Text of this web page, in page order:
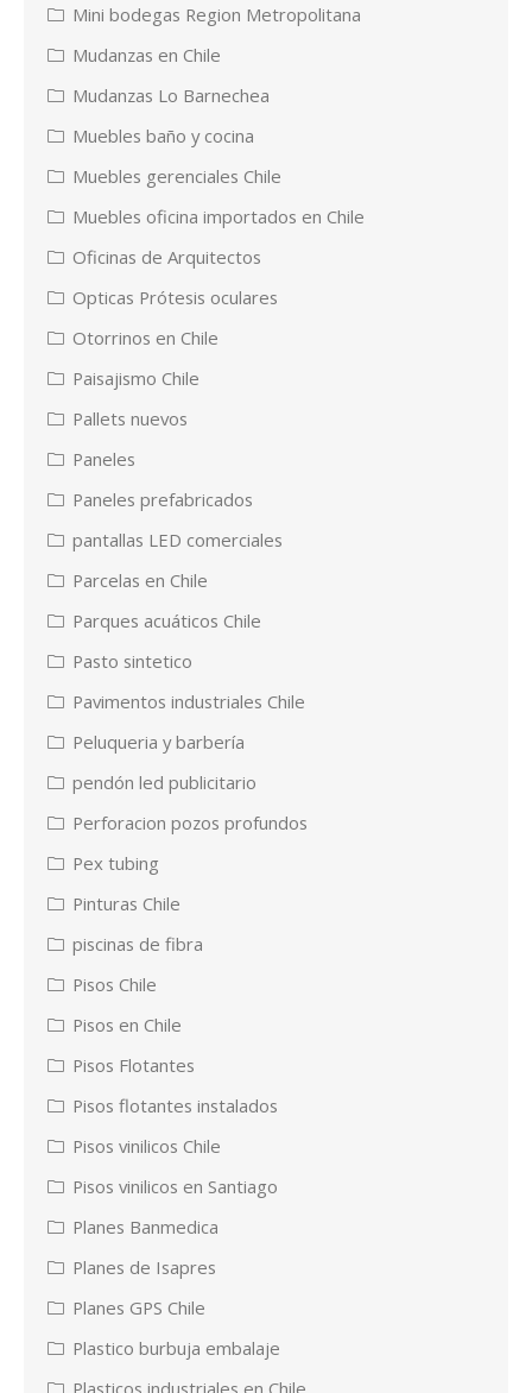
Mini bodegas Region Metropolitana
Mudanzas en Chile
Mudanzas Lo Barnechea
Muebles baño y cocina
Muebles gerenciales Chile
Muebles oficina importados en Chile
Oficinas de Arquitectos
Opticas Prótesis oculares
Otorrinos en Chile
Paisajismo Chile
Pallets nuevos
Paneles
Paneles prefabricados
pantallas LED comerciales
Parcelas en Chile
Parques acuáticos Chile
Pasto sintetico
Pavimentos industriales Chile
Peluqueria y barbería
pendón led publicitario
Perforacion pozos profundos
Pex tubing
Pinturas Chile
piscinas de fibra
Pisos Chile
Pisos en Chile
Pisos Flotantes
Pisos flotantes instalados
Pisos vinilicos Chile
Pisos vinilicos en Santiago
Planes Banmedica
Planes de Isapres
Planes GPS Chile
Plastico burbuja embalaje
Plasticos industriales en Chile